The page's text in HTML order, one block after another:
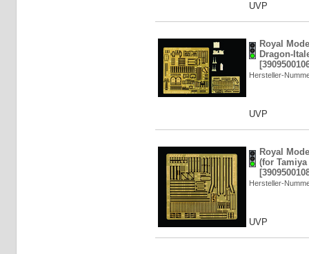
UVP
Royal
Dragon-
Hersteller-
UVP
Royal
(for
Hersteller-
UVP